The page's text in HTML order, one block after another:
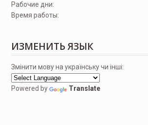
Рабочие дни:
Время работы:
ИЗМЕНИТЬ ЯЗЫК
Змінити мову на українську чи інші:
Powered by Translate